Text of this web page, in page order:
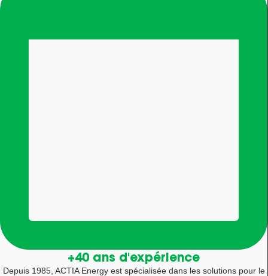
+40 ans d'expérience
Depuis 1985, ACTIA Energy est spécialisée dans les solutions pour le